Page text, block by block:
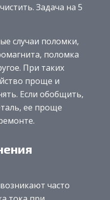
Задача на 5
случаи поломки,
поломка
При таких
проще и
Если обобщить,
ее проще
часто